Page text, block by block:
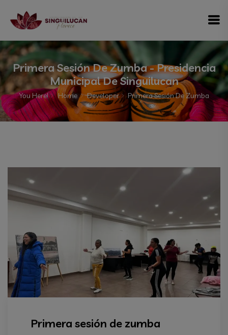
Primera Sesión De Zumba - Presidencia
Municipal De Singuilucan
You Here! Home Developer Primera Sesión De Zumba
Primera sesión de zumba